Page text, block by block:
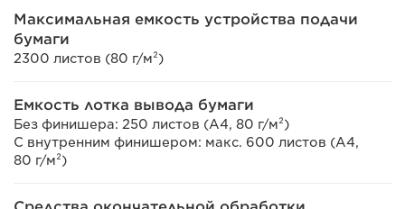
Максимальная емкость устройства подачи
бумаги
2300 листов (80 г/м²)
Емкость лотка вывода бумаги
Без финишера: 250 листов (A4, 80 г/м²)
С внутренним финишером: макс. 600 листов (A4,
80 г/м²)